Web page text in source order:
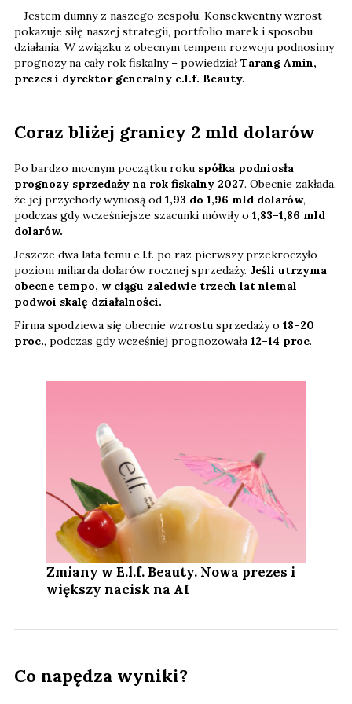
– Jestem dumny z naszego zespołu. Konsekwentny wzrost
pokazuje siłę naszej strategii, portfolio marek i sposobu
działania. W związku z obecnym tempem rozwoju podnosimy
prognozy na cały rok fiskalny – powiedziałTarang Amin,
prezes i dyrektor generalny e.l.f. Beauty.
Coraz bliżej granicy 2 mld dolarów
Po bardzo mocnym początku roku spółka podniosła
prognozy sprzedaży na rok fiskalny 2027. Obecnie zakłada,
że jej przychody wyniosą od 1,93 do 1,96 mld dolarów,
podczas gdy wcześniejsze szacunki mówiły o 1,83–1,86 mld
dolarów.
Jeszcze dwa lata temu e.l.f. po raz pierwszy przekroczyło
poziom miliarda dolarów rocznej sprzedaży. Jeśli utrzyma
obecne tempo, w ciągu zaledwie trzech lat niemal
podwoi skalę działalności.
Firma spodziewa się obecnie wzrostu sprzedaży o 18–20
proc., podczas gdy wcześniej prognozowała 12–14 proc.
Zmiany w E.l.f. Beauty. Nowa prezes i
większy nacisk na AI
Co napędza wyniki?